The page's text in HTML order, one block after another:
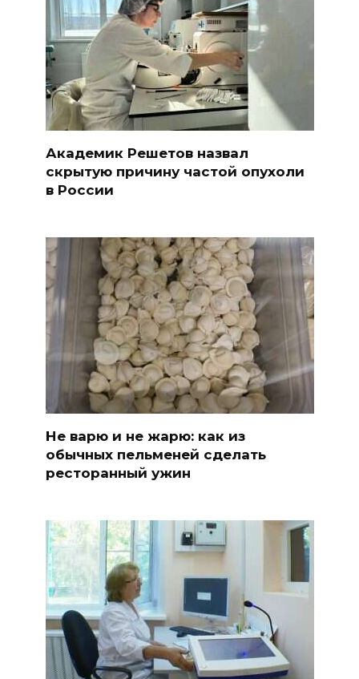
Академик Решетов назвал
скрытую причину частой опухоли
в России
Не варю и не жарю: как из
обычных пельменей сделать
ресторанный ужин